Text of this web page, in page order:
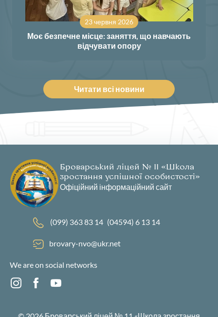
23 червня 2026
Моє безпечне місце: заняття, що навчають
відчувати опору
Читати всі новини
Броварський ліцей № 11 «Школа
зростання успішної особистості»
Офіційний інформаційний сайт
(099) 363 83 14 (04594) 6 13 14
brovary-nvo@ukr.net
We are on social networks